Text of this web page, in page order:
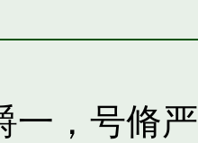
一，号脩严